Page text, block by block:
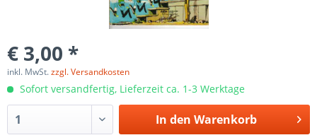
€ 3,00 *
inkl. MwSt.zzgl. Versandkosten
Sofort versandfertig, Lieferzeit ca. 1-3 Werktage
In den Warenkorb